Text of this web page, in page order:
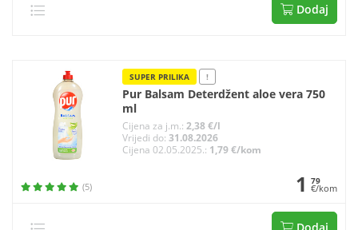
Dodaj
SUPER PRILIKA !
Pur Balsam Deterdžent aloe vera 750
ml
Cijena za j.m.: 2,38 €/l
Vrijedi do: 31.08.2026
Cijena 02.05.2025.: 1,79 €/kom
(5) 1 79
€/kom